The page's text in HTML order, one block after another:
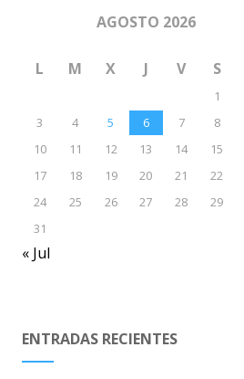
AGOSTO 2026
L M X J V S
1
3
4 5 6 7 8
10
11 12 13 14 15
17
18 19 20 21 22
24
25 26 27 28 29
31
« Jul
ENTRADAS RECIENTES